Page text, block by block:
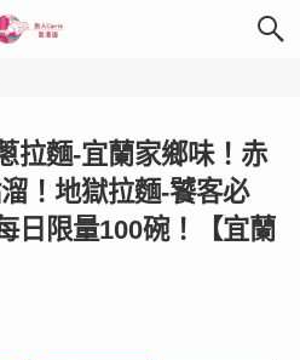
拉麵-宜蘭家鄉味！赤
！地獄拉麵-饕客必
日限量100碗！【宜蘭